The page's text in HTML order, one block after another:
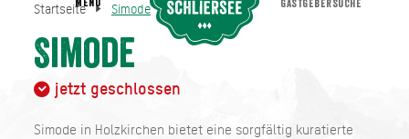
Startseite Simode
Simode
jetzt geschlossen
Simode in Holzkirchen bietet eine sorgfältig kuratierte
Startseite Simode
MENU GASTGEBERSUCHE